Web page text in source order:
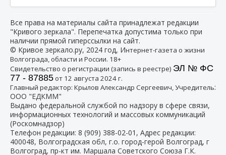
Все права на материалы сайта принадлежат редакции
"Кривого зеркала". Перепечатка допустима только при
наличии прямой гиперссылки на сайт.
© Кривое зеркало.ру, 2024 год, Интернет-газета о жизни
Волгограда, области и России. 18+
Свидетельство о регистрации (запись в реестре) ЭЛ № ФС
77 - 87885от 12 августа 2024 г.
Главный редактор: Крылов Александр Сергеевич, Учредитель:
ООО "ЕДКММ"
Выдано федеральной службой по надзору в сфере связи,
информационных технологий и массовых коммуникаций
(Роскомнадзор)
Телефон редакции: 8 (909) 388-02-01 , Адрес редакции:
400048, Волгоградская обл, г.о. город-герой Волгоград, г
Волгоград, пр-кт им. Маршала Советского Союза Г.К.